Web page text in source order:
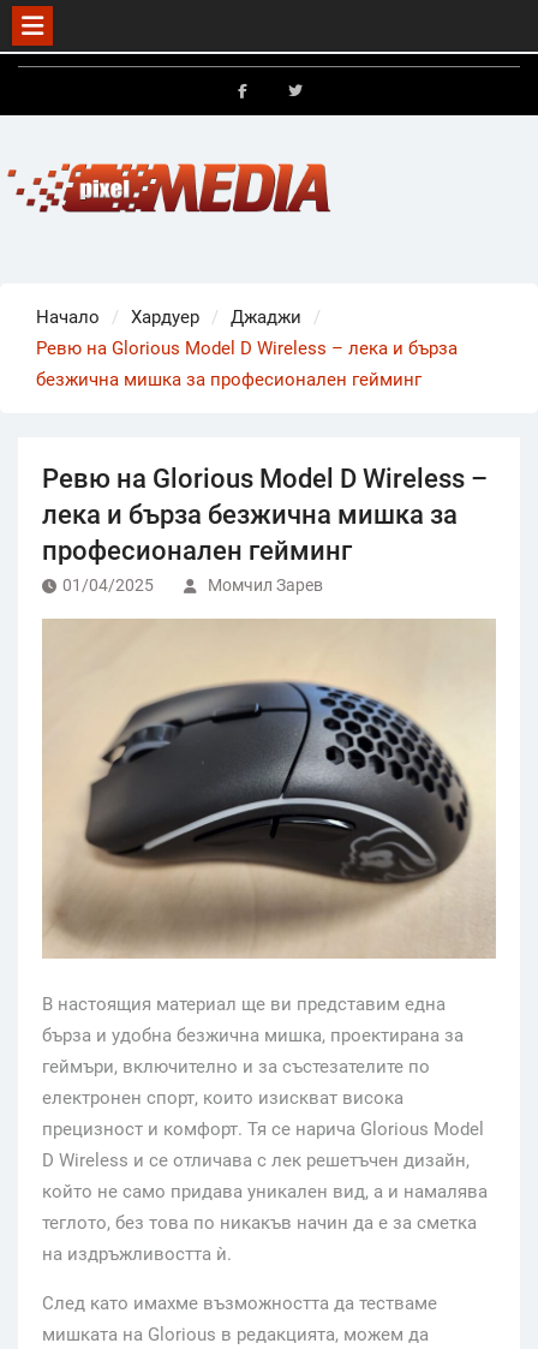
Skip
Начало Хардуер
Джаджи
Ревю на Glorious Model D Wireless – лека и бърза
безжична мишка за професионален гейминг
Ревю на Glorious Model D Wireless –
лека и бърза безжична мишка за
професионален гейминг
01/04/2025 Момчил Зарев
В настоящия материал ще ви представим една
бърза и удобна безжична мишка, проектирана за
геймъри, включително и за състезателите по
електронен спорт, които изискват висока
прецизност и комфорт. Тя се нарича Glorious Model
D Wireless и се отличава с лек решетъчен дизайн,
който не само придава уникален вид, а и намалява
теглото, без това по никакъв начин да е за сметка
на издръжливостта ѝ.
След като имахме възможността да тестваме
мишката на Glorious в редакцията, можем да